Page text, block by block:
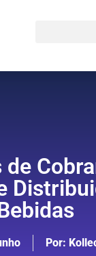
Por: